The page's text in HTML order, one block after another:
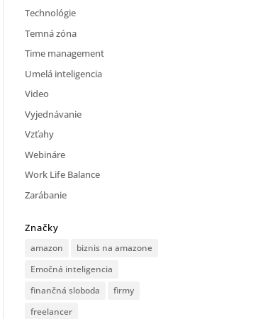
Technológie
Temná zóna
Time management
Umelá inteligencia
Video
Vyjednávanie
Vzťahy
Webináre
Work Life Balance
Zarábanie
Značky
amazon
biznis na amazone
Emočná inteligencia
finančná sloboda
firmy
freelancer